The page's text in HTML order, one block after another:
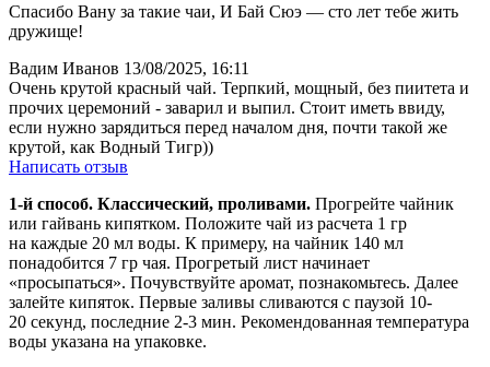
Спасибо Вану за такие чаи, И Бай Сюэ — сто лет тебе жить
дружище!
Вадим Иванов 13/08/2025, 16:11
Очень крутой красный чай. Терпкий, мощный, без пиитета и
прочих церемоний - заварил и выпил. Стоит иметь ввиду,
если нужно зарядиться перед началом дня, почти такой же
крутой, как Водный Тигр))
Написать отзыв
1-й способ. Классический, проливами. Прогрейте чайник
или гайвань кипятком. Положите чай из расчета 1 гр
на каждые 20 мл воды. К примеру, на чайник 140 мл
понадобится 7 гр чая. Прогретый лист начинает
«просыпаться». Почувствуйте аромат, познакомьтесь. Далее
залейте кипяток. Первые заливы сливаются с паузой 10-
20 секунд, последние 2-3 мин. Рекомендованная температура
воды указана на упаковке.